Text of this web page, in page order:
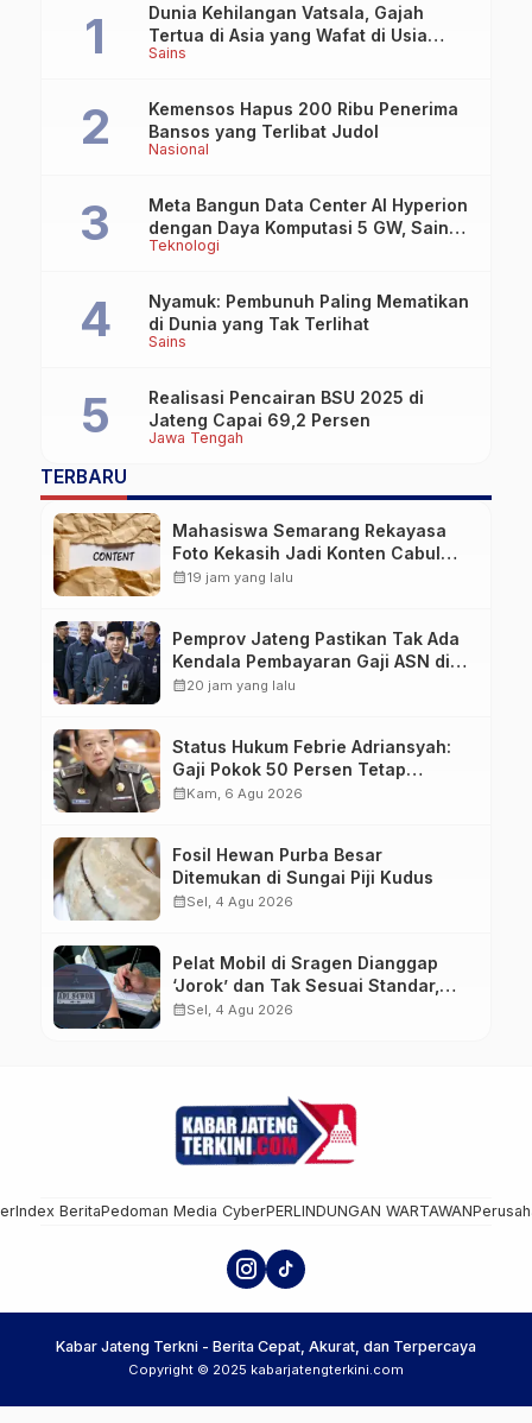
Sains
Dunia Kehilangan Vatsala, Gajah
Tertua di Asia yang Wafat di Usia
Lebih dari 100 Tahun
Nasional
Kemensos Hapus 200 Ribu Penerima
Bansos yang Terlibat Judol
Teknologi
Meta Bangun Data Center AI Hyperion
dengan Daya Komputasi 5 GW, Saingi
OpenAI dan Google
Sains
Nyamuk: Pembunuh Paling Mematikan
di Dunia yang Tak Terlihat
Jawa Tengah
Realisasi Pencairan BSU 2025 di
Jateng Capai 69,2 Persen
TERBARU
Mahasiswa Semarang Rekayasa
Foto Kekasih Jadi Konten Cabul
karena Sakit Hati
calendar_month19 jam yang lalu
Pemprov Jateng Pastikan Tak Ada
Kendala Pembayaran Gaji ASN di
Tengah Pemangkasan Transfer ke
calendar_month20 jam yang lalu
Status Hukum Febrie Adriansyah:
Gaji Pokok 50 Persen Tetap
Mengalir, Tunjangan Disetop
calendar_monthKam, 6 Agu 2026
Fosil Hewan Purba Besar
Ditemukan di Sungai Piji Kudus
calendar_monthSel, 4 Agu 2026
Pelat Mobil di Sragen Dianggap
‘Jorok’ dan Tak Sesuai Standar,
Pengemudi Kena Tilang
calendar_monthSel, 4 Agu 2026
Index BeritaPedoman Media CyberPERLINDUNGAN WARTAWAN
Kabar Jateng Terkni - Berita Cepat, Akurat, dan Terpercaya
Copyright © 2025 kabarjatengterkini.com